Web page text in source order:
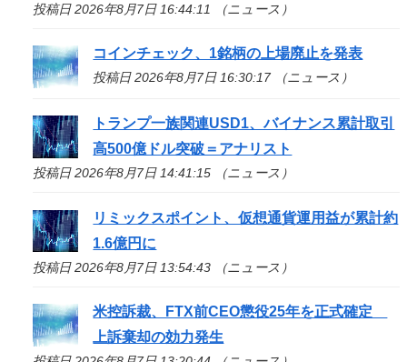
投稿日 2026年8月7日 16:44:11 （ニュース）
コインチェック、1銘柄の上場廃止を発表
投稿日 2026年8月7日 16:30:17 （ニュース）
トランプ一族関連USD1、バイナンス累計取引
高500億ドル突破＝アナリスト
投稿日 2026年8月7日 14:41:15 （ニュース）
リミックスポイント、仮想通貨運用益が累計約
1.6億円に
投稿日 2026年8月7日 13:54:43 （ニュース）
米控訴裁、FTX前CEO懲役25年を正式確定
上訴棄却の効力発生